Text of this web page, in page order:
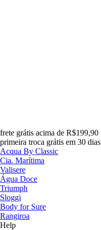
frete grátis acima de R$199,90
primeira troca grátis em 30 dias
Acqua By Classic
Cia. Marítima
Valisere
Água Doce
Triumph
Sloggi
Body for Sure
Rangiroa
Help